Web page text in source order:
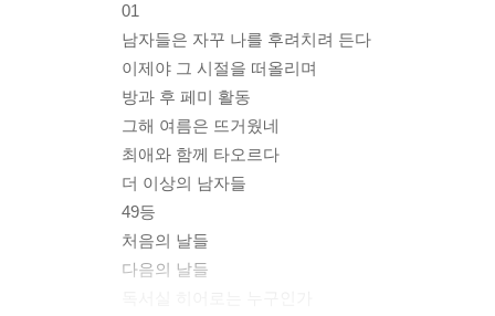
01
남자들은 자꾸 나를 후려치려 든다
이제야 그 시절을 떠올리며
방과 후 페미 활동
그해 여름은 뜨거웠네
최애와 함께 타오르다
더 이상의 남자들
49등
처음의 날들
다음의 날들